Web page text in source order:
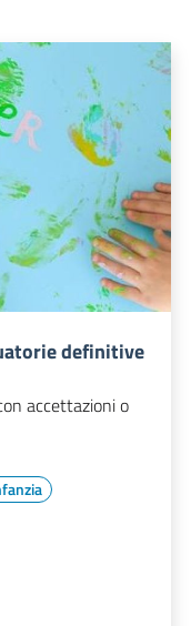
definitive
accettazioni o